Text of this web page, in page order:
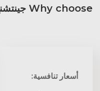
Why choose جينتشنغ أطراف المتصدّع?
أسعار تنافسية: